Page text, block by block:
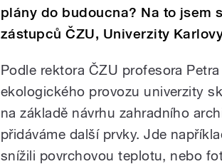
plány do budoucna? Na to jsem
zástupců ČZU, Univerzity
Podle rektora ČZU profesora
ekologického provozu univerzity
na základě návrhu zahradního
přidáváme další prvky. Jde
snížili povrchovou teplotu, nebo